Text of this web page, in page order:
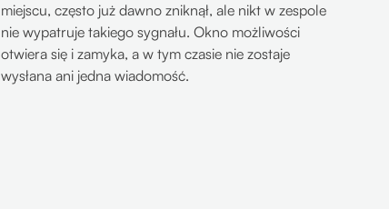
miejscu, często już dawno zniknął, ale nikt w zespole
nie wypatruje takiego sygnału. Okno możliwości
otwiera się i zamyka, a w tym czasie nie zostaje
wysłana ani jedna wiadomość.